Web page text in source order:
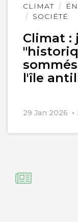
CLIMAT
SOCIÉTÉ
Climat :
l'île
29 Jan 2026
Lire
l'article